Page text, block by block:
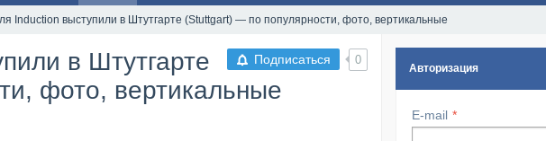
«...
Induction выступили в Штутгарте (Stuttgart) — по популярности, фото, вертикальные
Подписаться 0
в Штутгарте
фото, вертикальные
Авторизация
E-mail